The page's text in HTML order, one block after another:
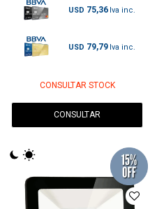
USD 75,36
USD 79,79
CONSULTAR STOCK
CONSULTAR